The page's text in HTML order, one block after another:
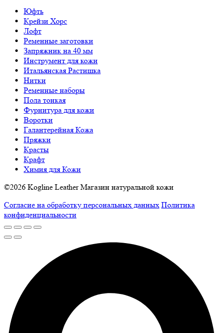
Юфть
Крейзи Хорс
Лофт
Ременные заготовки
Запряжник на 40 мм
Инструмент для кожи
Итальянская Растишка
Нитки
Ременные наборы
Пола тонкая
Фурнитура для кожи
Воротки
Галантерейная Кожа
Пряжки
Красты
Крафт
Химия для Кожи
©2026 Kogline Leather Магазин натуральной кожи
Согласие на обработку персональных данных Политика
конфиденциальности